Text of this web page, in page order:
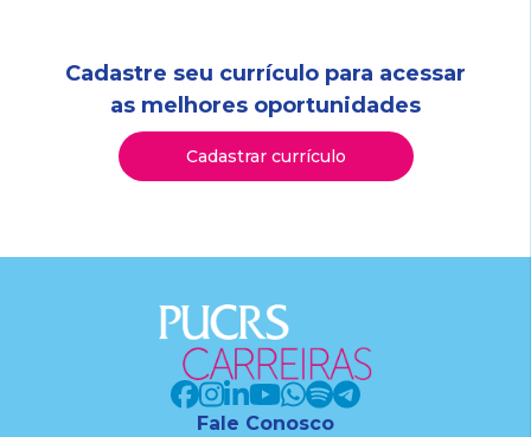
Cadastre seu currículo para acessar
as melhores oportunidades
Cadastrar currículo
Fale Conosco